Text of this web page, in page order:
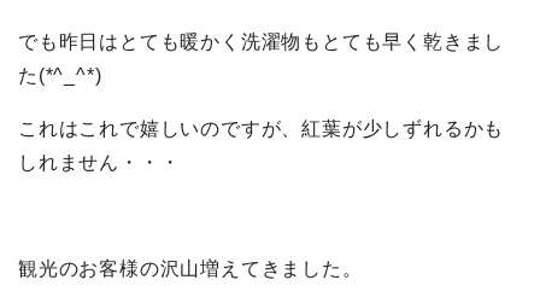
でも昨日はとても暖かく洗濯物もとても早く乾きまし
た(*^_^*)
これはこれで嬉しいのですが、紅葉が少しずれるかも
しれません・・・
観光のお客様の沢山増えてきました。